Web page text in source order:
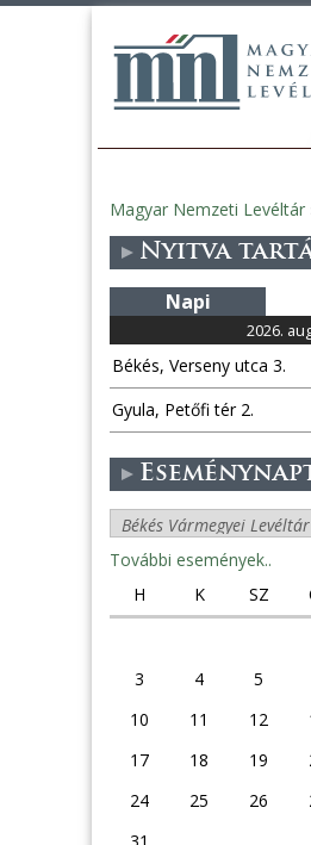
Jelenlegi
hely
Magyar Nemzeti Levéltár
Nyitva
Napi
2026.
Békés, Verseny utca 3.
Gyula, Petőfi tér 2.
További események..
H
K SZ
3
4 5
10
11 12
17
18 19
24
25 26